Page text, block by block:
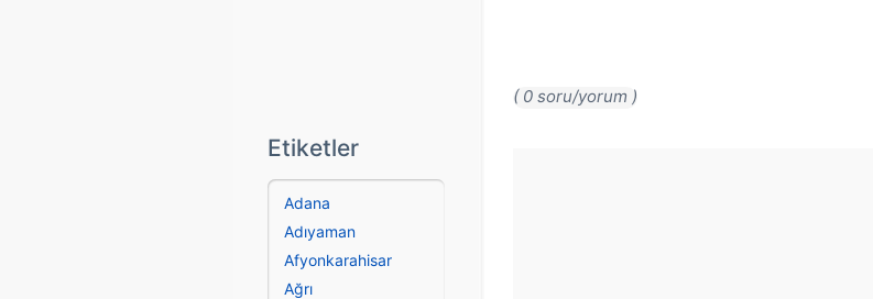
( 0 soru/yorum )
Etiketler
Adana
Adıyaman
Afyonkarahisar
Ağrı